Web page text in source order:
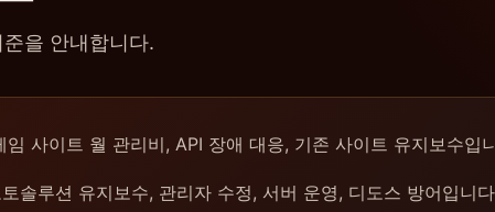
을 안내합니다.
사이트 월 관리비, API 장애 대응, 기존 사이트 유지보수입
솔루션 유지보수, 관리자 수정, 서버 운영, 디도스 방어입니